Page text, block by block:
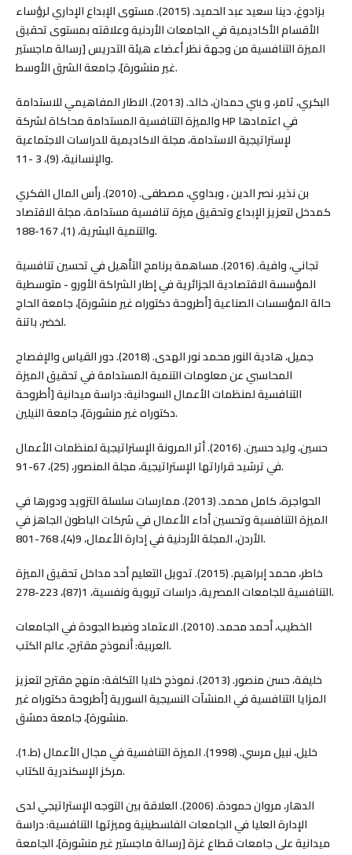
بزادوغ، دينا سعيد عبد الحميد. (2015). مستوى الإبداع الإداري لرؤساء
الأقسام الأكاديمية في الجامعات الأردنية وعلاقته بمستوى تحقيق
الميزة التنافسية من وجهة نظر أعضاء هيئة التدريس [رسالة ماجستير
غير منشورة]، جامعة الشرق الأوسط.
البكري، ثامر، و بني حمدان، خالد. (2013). الاطار المفاهيمي للاستدامة
والميزة التنافسية المستدامة محاكاة لشركة HP في اعتمادها
لإستراتيجية الاستدامة، مجلة الاكاديمية للدراسات الاجتماعية
والإنسانية، (9)، 3 -11.
بن نذير، نصر الدين ، وبداوي، مصطفى. (2010). رأس المال الفكري
كمدخل لتعزيز الإبداع وتحقيق ميزة تنافسية مستدامة، مجلة الاقتصاد
والتنمية البشرية، (1)، 167-188.
تجاني، وافية. (2016). مساهمة برنامج التأهيل في تحسين تنافسية
المؤسسة الاقتصادية الجزائرية في إطار الشراكة الأورو - متوسطية
حالة المؤسسات الصناعية [أطروحة دكتوراه غير منشورة]، جامعة الحاج
لخضر، باتنة.
جميل، هادية النور محمد نور الهدى. (2018). دور القياس والإفصاح
المحاسبي عن معلومات التنمية المستدامة في تحقيق الميزة
التنافسية لمنظمات الأعمال السودانية: دراسة ميدانية [أطروحة
دكتوراه غير منشورة]، جامعة النيلين.
حسين، وليد حسين. (2016). أثر المرونة الإستراتيجية لمنظمات الأعمال
في ترشيد قراراتها الإستراتيجية، مجلة المنصور، (25)، 67-91.
الحواجرة، كامل محمد. (2013). ممارسات سلسلة التزويد ودورها في
الميزة التنافسية وتحسين أداء الأعمال في شركات الباطون الجاهز في
الأردن، المجلة الأردنية في إدارة الأعمال، 9(4)، 768-801.
خاطر، محمد إبراهيم. (2015). تدويل التعليم أحد مداخل تحقيق الميزة
التنافسية للجامعات المصرية، دراسات تربوية ونفسية، 1(87)، 223-278.
الخطيب، أحمد محمد. (2010). الاعتماد وضبط الجودة في الجامعات
العربية: أنموذج مقترح، عالم الكتب.
خليفة، حسن منصور. (2013). نموذج خلايا التكلفة: منهج مقترح لتعزيز
المزايا التنافسية في المنشآت النسيجية السورية [أطروحة دكتوراه غير
منشورة]، جامعة دمشق.
خليل، نبيل مرسي. (1998). الميزة التنافسية في مجال الأعمال (ط.1).
مركز الإسكندرية للكتاب.
الدهار، مروان حمودة. (2006). العلاقة بين التوجه الإستراتيجي لدى
الإدارة العليا في الجامعات الفلسطينية وميزتها التنافسية: دراسة
ميدانية على جامعات قطاع غزة [رسالة ماجستير غير منشورة]، الجامعة